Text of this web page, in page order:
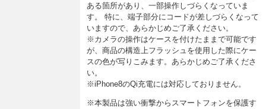
ある箇所があり、一部操作しづらくなっていま
す。 特に、端子部分にコードが差しづらくなって
いますので、あらかじめご了承ください。
※カメラの操作はケースを付けたままで可能です
が、商品の構造上フラッシュを使用した際にケー
スの色が写りこみます。あらかじめご了承くださ
い。
※iPhone8のQi充電には対応しておりません。
※本製品は強い衝撃からスマートフォンを保護す